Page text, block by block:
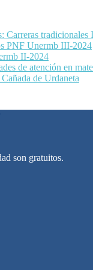
Carreras
PNF Unermb III-2024
II-2024
de atención en
de Urdaneta
son gratuitos.